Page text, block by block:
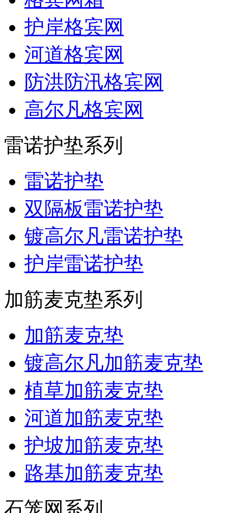
护岸格宾网
河道格宾网
防洪防汛格宾网
高尔凡格宾网
雷诺护垫系列
雷诺护垫
双隔板雷诺护垫
镀高尔凡雷诺护垫
护岸雷诺护垫
加筋麦克垫系列
加筋麦克垫
镀高尔凡加筋麦克垫
植草加筋麦克垫
河道加筋麦克垫
护坡加筋麦克垫
路基加筋麦克垫